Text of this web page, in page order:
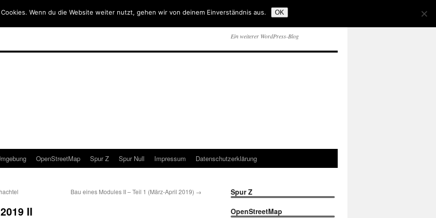
Ein weiterer WordPress-Blog
OpenStreetMap Spur Z Spur Null Impressum Datenschutzerklärung
Bau eines Modules II – Teil 1 (März-April 2019) →
II
Spur Z
OpenStreetMap
Wenn du die Website weiter nutzt, gehen wir von deinem Einverständnis aus. OK